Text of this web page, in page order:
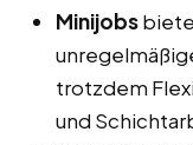
Minijobs
trotzdem
und